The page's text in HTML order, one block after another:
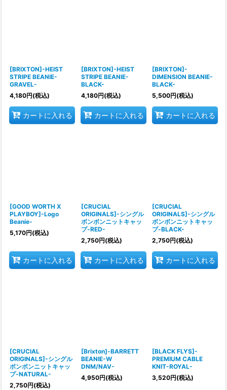
[BRIXTON]-HEIST
STRIPE BEANIE-
GRAVEL-
4,180円(税込)
カートに入れる
[BRIXTON]-HEIST
STRIPE BEANIE-
BLACK-
4,180円(税込)
カートに入れる
[BRIXTON]-
DIMENSION BEANIE-
BLACK-
5,500円(税込)
カートに入れる
[GOOD WORTH X
PLAYBOY]-Logo
Beanie-
5,170円(税込)
カートに入れる
[CRUCIAL
ORIGINALS]-シングル
ボンボンニットキャッ
プ-RED-
2,750円(税込)
カートに入れる
[CRUCIAL
ORIGINALS]-シングル
ボンボンニットキャッ
プ-BLACK-
2,750円(税込)
カートに入れる
[CRUCIAL
ORIGINALS]-シングル
ボンボンニットキャッ
プ-NATURAL-
2,750円(税込)
[Brixton]-BARRETT
BEANIE-W
DNM/NAV-
4,950円(税込)
[BLACK FLYS]-
PREMIUM CABLE
KNIT-ROYAL-
3,520円(税込)